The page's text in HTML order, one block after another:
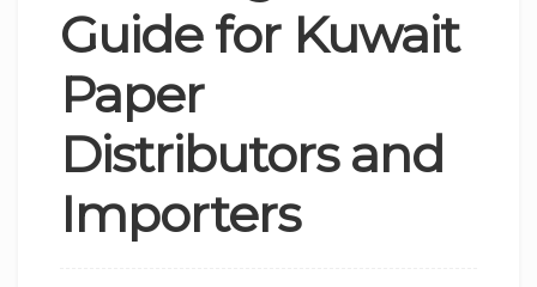
Guide for Kuwait
Paper
Distributors and
Importers